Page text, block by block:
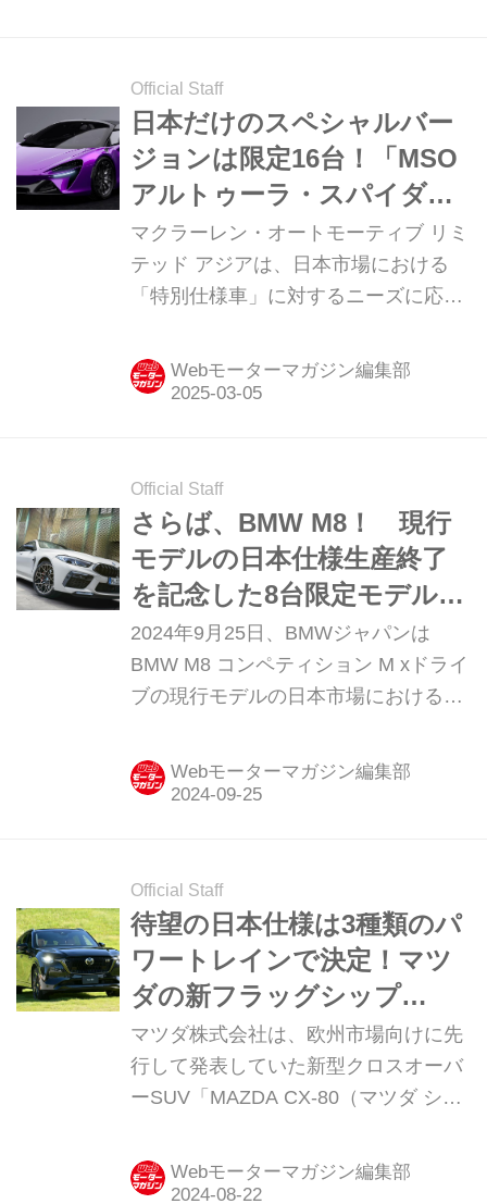
Official Staff
日本だけのスペシャルバー
ジョンは限定16台！「MSO
アルトゥーラ・スパイダ
ー・ジャパン・リミテッ
ド・エディション」が登場
マクラーレン・オートモーティブ リミ
テッド アジアは、日本市場における
「特別仕様車」に対するニーズに応え
ルトゥーラ スパイダー ジャパン リミ
テッド エディション」を設定。2025
Webモーターマガジン編集部
Official Staff
さらば、BMW M8！ 現行
モデルの日本仕様生産終了
を記念した8台限定モデル
「ザ・ファイナルエディシ
ョン」を発表
2024年9月25日、BMWジャパンは
BMW M8 コンペティション M xドライ
ブの現行モデルの日本市場における生
ナルエディション（The Final
Edition）1 of 8」を、クーペ／カブリ
Webモーターマガジン編集部
Official Staff
待望の日本仕様は3種類のパ
ワートレインで決定！マツ
ダの新フラッグシップ
SUV「CX-80」はどこが新し
い？
マツダ株式会社は、欧州市場向けに先
行して発表していた新型クロスオーバ
ーSUV「MAZDA CX-80（マツダ シー
仕様の詳細を2024年8月に発表しまし
た。CX-8に代わる新たな3列シートフ
Webモーターマガジン編集部